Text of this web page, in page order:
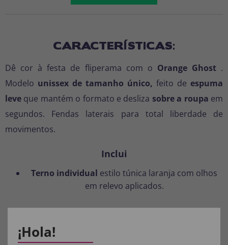
CARACTERÍSTICAS:
Dê cor à festa de fliperama com o Orange Ghost.
Modelo unissex de tamanho único, feito de espuma
leve que mantém o formato e desliza sobre a roupa em
segundos. Fendas laterais para total liberdade de
movimentos.
Inclui
Terno individual estilo túnica laranja com olhos
em relevo aplicados.
Não incluído
Não há macacão, luvas ou protetores de botas
¡Hola!